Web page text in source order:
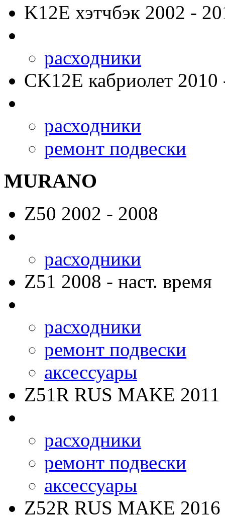
K12E хэтчбэк 2002 -
расходники
CK12E кабриолет 2010
расходники
ремонт подвески
MURANO
Z50 2002 - 2008
расходники
Z51 2008 - наст. время
расходники
ремонт подвески
аксессуары
Z51R RUS MAKE 2011
расходники
ремонт подвески
аксессуары
Z52R RUS MAKE 2016